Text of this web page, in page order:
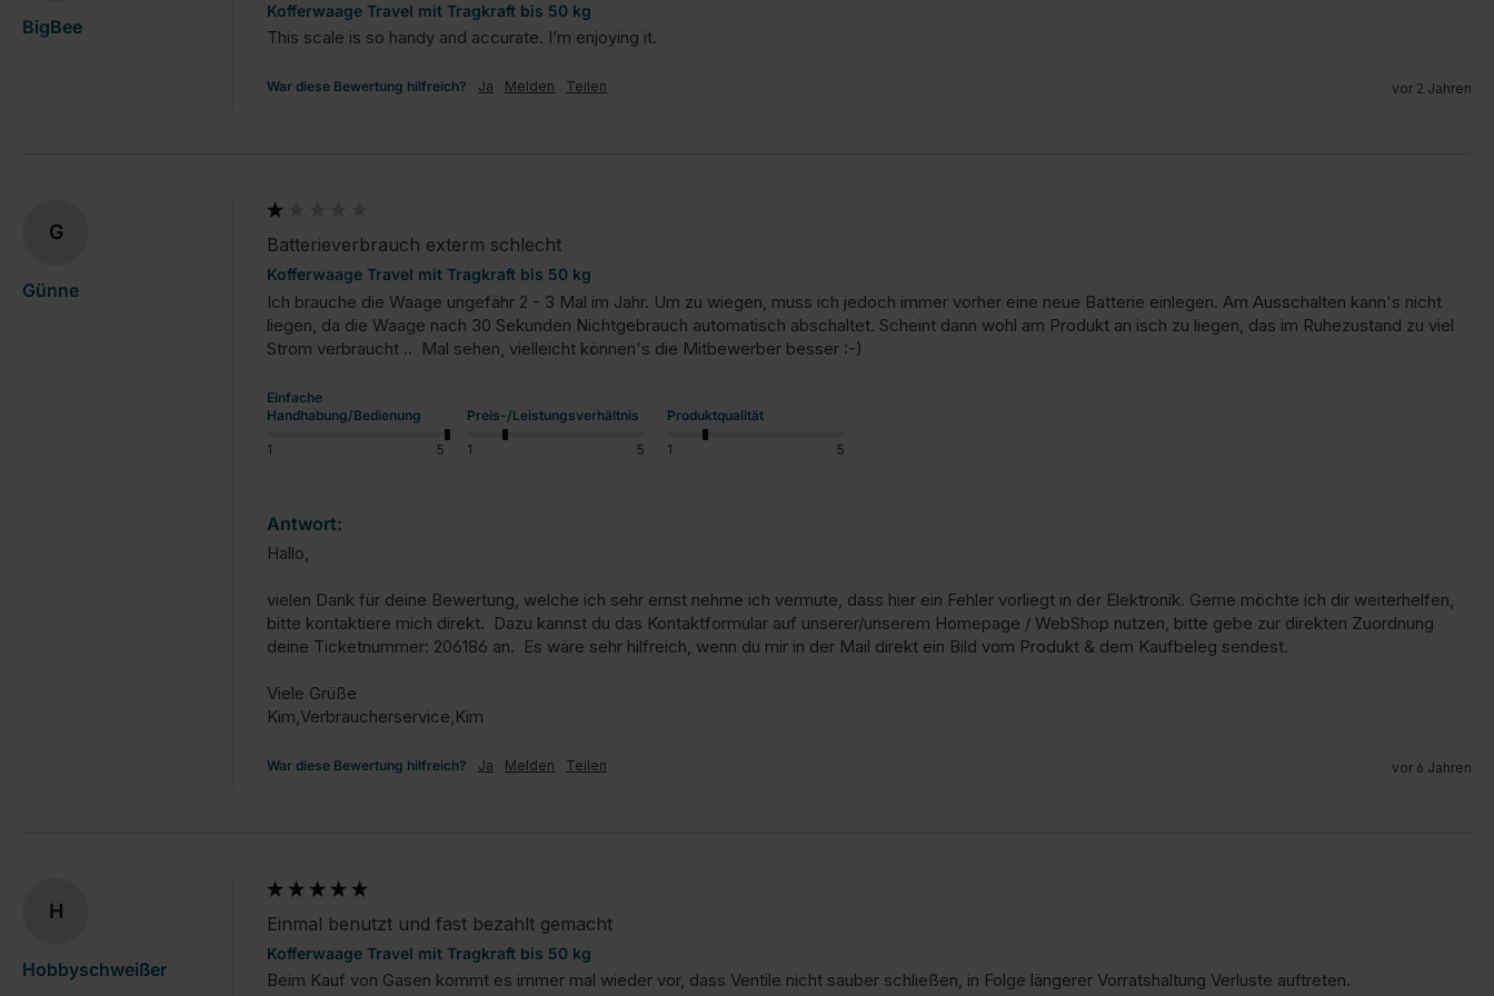
BigBee
Kofferwaage Travel mit Tragkraft bis 50 kg
This scale is so handy and accurate. I’m enjoying it.
War diese Bewertung hilfreich? Ja Melden Teilen vor 2 Jahren
G
Günne
Batterieverbrauch exterm schlecht
Kofferwaage Travel mit Tragkraft bis 50 kg
Ich brauche die Waage ungefähr 2 - 3 Mal im Jahr. Um zu wiegen, muss ich jedoch immer vorher eine neue Batterie einlegen. Am Ausschalten kann's nicht
liegen, da die Waage nach 30 Sekunden Nichtgebrauch automatisch abschaltet. Scheint dann wohl am Produkt an isch zu liegen, das im Ruhezustand zu viel
Strom verbraucht ..  Mal sehen, vielleicht können's die Mitbewerber besser :-)
Einfache
Handhabung/Bedienung
1 5
Preis-/Leistungsverhältnis
1 5
Produktqualität
1 5
Antwort:
Hallo,
vielen Dank für deine Bewertung, welche ich sehr ernst nehme ich vermute, dass hier ein Fehler vorliegt in der Elektronik. Gerne möchte ich dir weiterhelfen,
bitte kontaktiere mich direkt.  Dazu kannst du das Kontaktformular auf unserer/unserem Homepage / WebShop nutzen, bitte gebe zur direkten Zuordnung
deine Ticketnummer: 206186 an.  Es wäre sehr hilfreich, wenn du mir in der Mail direkt ein Bild vom Produkt & dem Kaufbeleg sendest.
Viele Grüße
Kim,Verbraucherservice,Kim
War diese Bewertung hilfreich? Ja Melden Teilen vor 6 Jahren
H
Hobbyschweißer
Einmal benutzt und fast bezahlt gemacht
Kofferwaage Travel mit Tragkraft bis 50 kg
Beim Kauf von Gasen kommt es immer mal wieder vor, dass Ventile nicht sauber schließen, in Folge längerer Vorratshaltung Verluste auftreten.